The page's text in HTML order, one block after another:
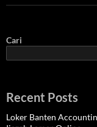
Cari
Recent Posts
Loker Banten